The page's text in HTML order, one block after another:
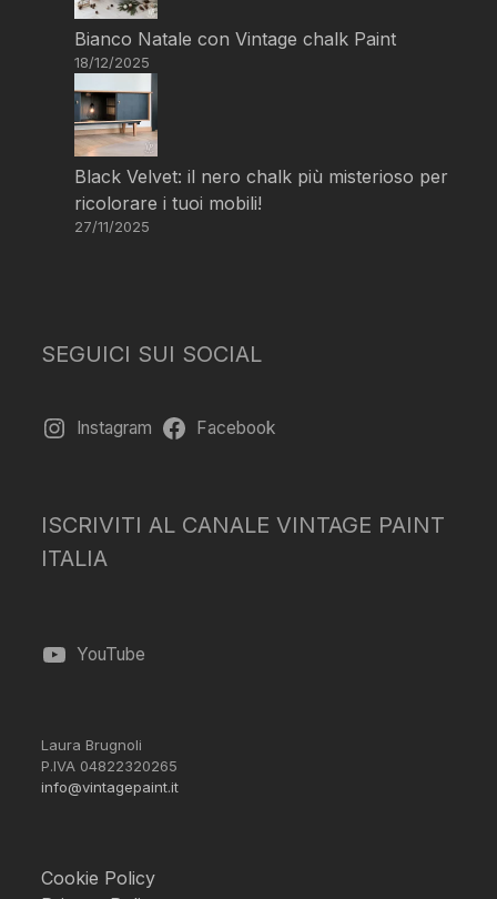
Bianco Natale con Vintage chalk Paint
18/12/2025
Black Velvet: il nero chalk più misterioso per
ricolorare i tuoi mobili!
27/11/2025
SEGUICI SUI SOCIAL
Instagram Facebook
ISCRIVITI AL CANALE VINTAGE PAINT
ITALIA
YouTube
Laura Brugnoli
P.IVA 04822320265
info@vintagepaint.it
Cookie Policy